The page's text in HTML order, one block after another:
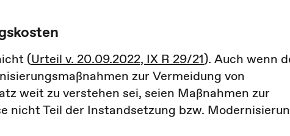
(Urteil v. 20.09.2022, IX R 29/21). Auch wenn
zur Vermeidung von
weit zu verstehen sei, seien Maßnahmen zur
nicht Teil der Instandsetzung bzw.